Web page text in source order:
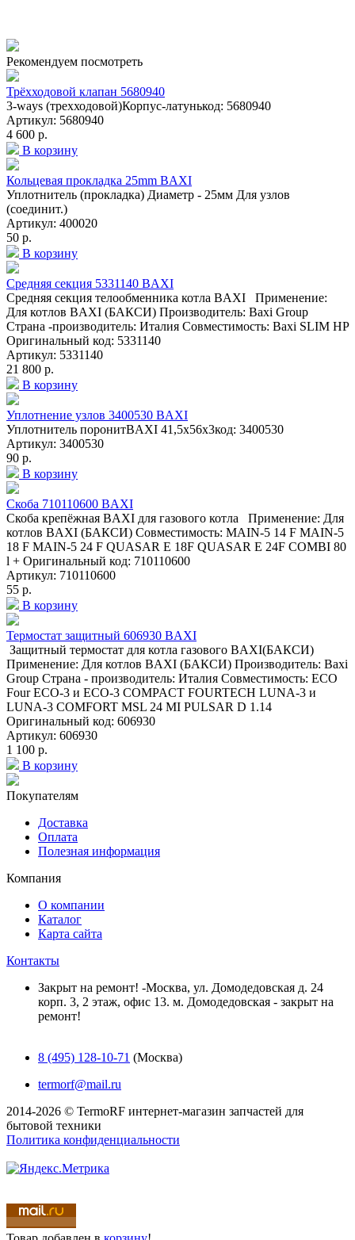
Рекомендуем посмотреть
Трёхходовой клапан 5680940
3-ways (трехходовой)Корпус-латунькод: 5680940
Артикул: 5680940
4 600 р.
В корзину
Кольцевая прокладка 25mm BAXI
Уплотнитель (прокладка) Диаметр - 25мм Для узлов
(соединит.)
Артикул: 400020
50 р.
В корзину
Средняя секция 5331140 BAXI
Средняя секция телообменника котла BAXI Применение:
Для котлов BAXI (БАКСИ) Производитель: Baxi Group
Страна -производитель: Италия Совместимость: Baxi SLIM HP
Оригинальный код: 5331140
Артикул: 5331140
21 800 р.
В корзину
Уплотнение узлов 3400530 BAXI
Уплотнитель поронитBAXI 41,5х56х3код: 3400530
Артикул: 3400530
90 р.
В корзину
Скоба 710110600 BAXI
Скоба крепёжная BAXI для газового котла Применение: Для
котлов BAXI (БАКСИ) Совместимость: MAIN-5 14 F MAIN-5
18 F MAIN-5 24 F QUASAR E 18F QUASAR E 24F COMBI 80
l + Оригинальный код: 710110600
Артикул: 710110600
55 р.
В корзину
Термостат защитный 606930 BAXI
Защитный термостат для котла газового BAXI(БАКСИ)
Применение: Для котлов BAXI (БАКСИ) Производитель: Baxi
Group Страна - производитель: Италия Совместимость: ECO
Four ECO-3 и ECO-3 COMPACT FOURTECH LUNA-3 и
LUNA-3 COMFORT MSL 24 MI PULSAR D 1.14
Оригинальный код: 606930
Артикул: 606930
1 100 р.
В корзину
Покупателям
Доставка
Оплата
Полезная информация
Компания
О компании
Каталог
Карта сайта
Контакты
Закрыт на ремонт! -Москва, ул. Домодедовская д. 24
корп. 3, 2 этаж, офис 13. м. Домодедовская - закрыт на
ремонт!
8 (495) 128-10-71 (Москва)
termorf@mail.ru
2014-2026 © TermoRF интернет-магазин запчастей для
бытовой техники
Политика конфиденциальности